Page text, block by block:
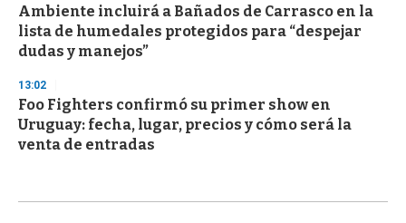
Ambiente incluirá a Bañados de Carrasco en la
lista de humedales protegidos para “despejar
dudas y manejos”
13:02
Foo Fighters confirmó su primer show en
Uruguay: fecha, lugar, precios y cómo será la
venta de entradas